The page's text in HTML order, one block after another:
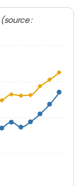
(source :